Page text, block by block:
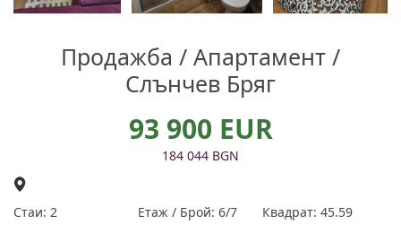
Продажба / Апартамент /
Слънчев Бряг
93 900 EUR
184 044 BGN
Стаи: 2 Етаж / Брой: 6/7
Квадрат: 45.59